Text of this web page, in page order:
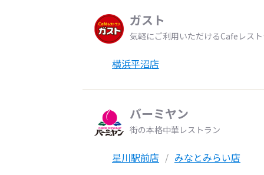
ガスト
気軽にご利用いただけるCafeレス
横浜平沼店
バーミヤン
街の本格中華レストラン
星川駅前店 みなとみらい店